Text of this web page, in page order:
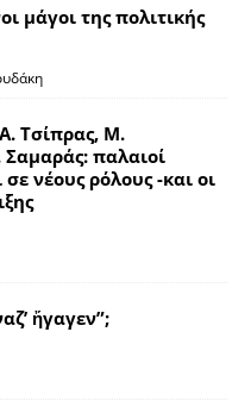
μάγοι της πολιτικής
Τσίπρας, Μ.
παλαιοί
σε νέους ρόλους -και οι
ἤγαγεν”;